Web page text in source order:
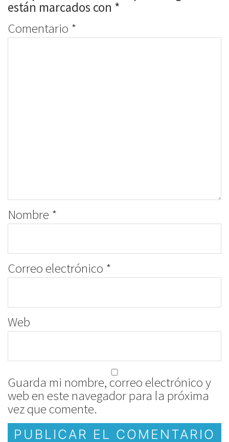
están marcados con *
Comentario *
Nombre *
Correo electrónico *
Web
Guarda mi nombre, correo electrónico y
web en este navegador para la próxima
vez que comente.